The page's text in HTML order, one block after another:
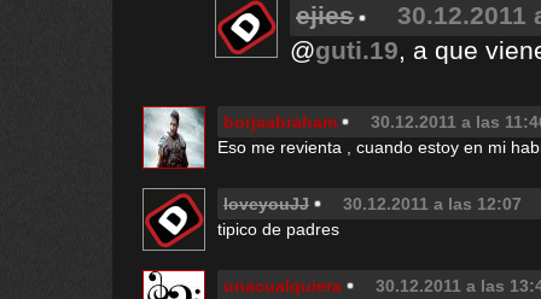
ejies
30.12.2011
@guti.19, a que
borjaabraham
30.12.2011 a las
Eso me revienta , cuando estoy en mi
loveyouJJ
30.12.2011 a las 12:07
tipico de padres
unacualquiera
30.12.2011 a las